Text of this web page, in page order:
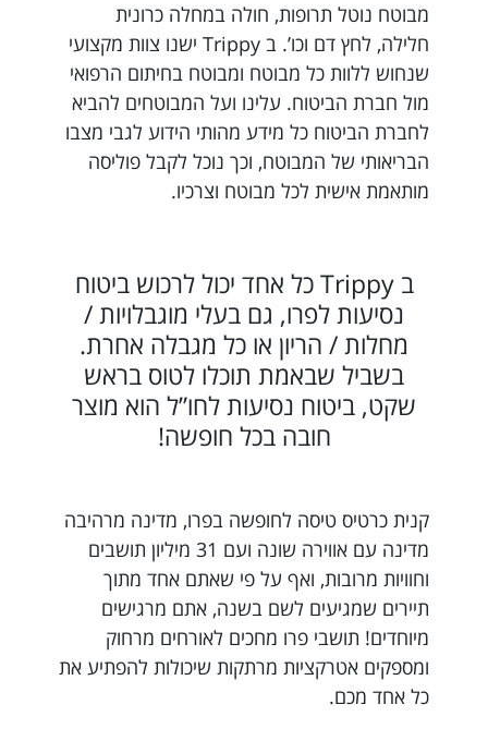
מבוטח נוטל תרופות, חולה במחלה כרונית
חלילה, לחץ דם וכו’. ב Trippy ישנו צוות מקצועי
שנחוש ללוות כל מבוטח ומבוטח בחיתום הרפואי
מול חברת הביטוח. עלינו ועל המבוטחים להביא
לחברת הביטוח כל מידע מהותי הידוע לגבי מצבו
הבריאותי של המבוטח, וכך נוכל לקבל פוליסה
מותאמת אישית לכל מבוטח וצרכיו.
ב Trippy כל אחד יכול לרכוש ביטוח
נסיעות לפרו, גם בעלי מוגבלויות /
מחלות / הריון או כל מגבלה אחרת.
בשביל שבאמת תוכלו לטוס בראש
שקט, ביטוח נסיעות לחו”ל הוא מוצר
חובה בכל חופשה!
קנית כרטיס טיסה לחופשה בפרו, מדינה מרהיבה
מדינה עם אווירה שונה ועם 31 מיליון תושבים
וחוויות מרובות, ואף על פי שאתם אחד מתוך
תיירים שמגיעים לשם בשנה, אתם מרגישים
מיוחדים! תושבי פרו מחכים לאורחים מרחוק
ומספקים אטרקציות מרתקות שיכולות להפתיע את
כל אחד מכם.